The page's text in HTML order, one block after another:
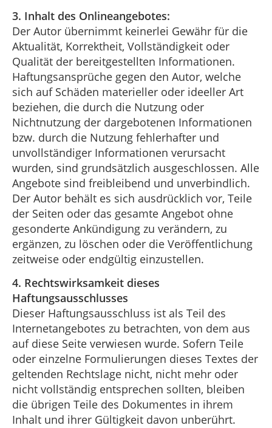
3. Inhalt des Onlineangebotes:
Der Autor übernimmt keinerlei Gewähr für die
Aktualität, Korrektheit, Vollständigkeit oder
Qualität der bereitgestellten Informationen.
Haftungsansprüche gegen den Autor, welche
sich auf Schäden materieller oder ideeller Art
beziehen, die durch die Nutzung oder
Nichtnutzung der dargebotenen Informationen
bzw. durch die Nutzung fehlerhafter und
unvollständiger Informationen verursacht
wurden, sind grundsätzlich ausgeschlossen. Alle
Angebote sind freibleibend und unverbindlich.
Der Autor behält es sich ausdrücklich vor, Teile
der Seiten oder das gesamte Angebot ohne
gesonderte Ankündigung zu verändern, zu
ergänzen, zu löschen oder die Veröffentlichung
zeitweise oder endgültig einzustellen.
4. Rechtswirksamkeit dieses
Haftungsausschlusses
Dieser Haftungsausschluss ist als Teil des
Internetangebotes zu betrachten, von dem aus
auf diese Seite verwiesen wurde. Sofern Teile
oder einzelne Formulierungen dieses Textes der
geltenden Rechtslage nicht, nicht mehr oder
nicht vollständig entsprechen sollten, bleiben
die übrigen Teile des Dokumentes in ihrem
Inhalt und ihrer Gültigkeit davon unberührt.